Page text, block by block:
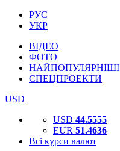
РУС
УКР
ВІДЕО
ФОТО
НАЙПОПУЛЯРНІШІ
СПЕЦПРОЕКТИ
USD
USD 44.5555
EUR 51.4636
Всі курси валют